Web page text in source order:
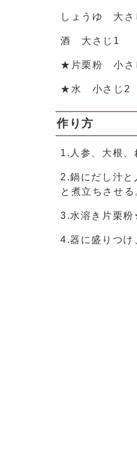
しょうゆ 大さ
酒 大さじ1
★片栗粉 小さ
★水 小さじ2
作り方
1.人参、大根、
2.鍋にだし汁と
と煮立ちさせる
3.水溶き片栗粉
4.器に盛りつけ